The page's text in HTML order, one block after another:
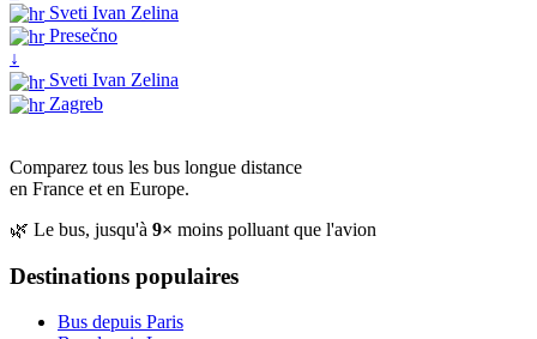
Sveti Ivan Zelina
Presečno
↓
Sveti Ivan Zelina
Zagreb
Comparez tous les bus longue distance
en France et en Europe.
🌿 Le bus, jusqu'à 9× moins polluant que l'avion
Destinations populaires
Bus depuis Paris